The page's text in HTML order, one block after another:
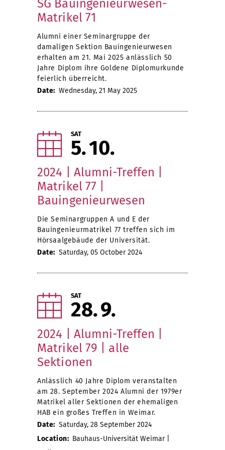
SG Bauingenieurwesen-
Matrikel 71
Alumni einer Seminargruppe der
damaligen Sektion Bauingenieurwesen
erhalten am 21. Mai 2025 anlässlich 50
Jahre Diplom ihre Goldene Diplomurkunde
feierlich überreicht.
Date: Wednesday, 21 May 2025
SAT
5 10
2024 | Alumni-Treffen |
Matrikel 77 |
Bauingenieurwesen
Die Seminargruppen A und E der
Bauingenieurmatrikel 77 treffen sich im
Hörsaalgebäude der Universität.
Date: Saturday, 05 October 2024
SAT
28 9
2024 | Alumni-Treffen |
Matrikel 79 | alle
Sektionen
Anlässlich 40 Jahre Diplom veranstalten
am 28. September 2024 Alumni der 1979er
Matrikel aller Sektionen der ehemaligen
HAB ein großes Treffen in Weimar.
Date: Saturday, 28 September 2024
Location: Bauhaus-Universität Weimar |